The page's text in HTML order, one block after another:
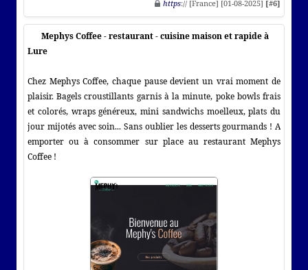
https:// [France] [01-08-2025] [#6]
Mephys Coffee - restaurant - cuisine maison et rapide à
Lure
Chez Mephys Coffee, chaque pause devient un vrai moment de
plaisir. Bagels croustillants garnis à la minute, poke bowls frais
et colorés, wraps généreux, mini sandwichs moelleux, plats du
jour mijotés avec soin... Sans oublier les desserts gourmands ! A
emporter ou à consommer sur place au restaurant Mephys
Coffee !